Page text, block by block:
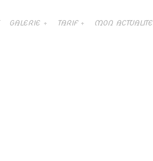
GALERIE TARIF MON ACTUALITE